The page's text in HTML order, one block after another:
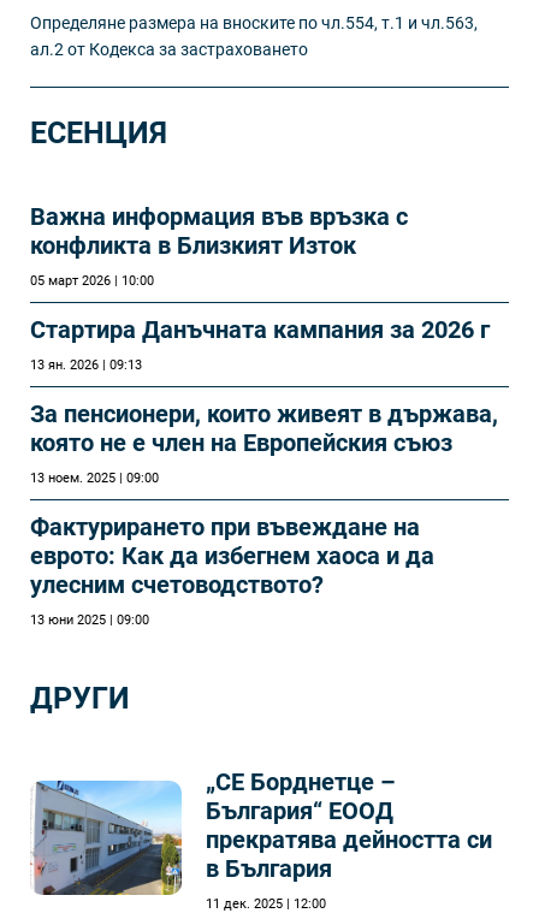
Определяне размера на вноските по чл.554, т.1 и чл.563,
ал.2 от Кодекса за застраховането
ЕСЕНЦИЯ
Важна информация във връзка с
конфликта в Близкият Изток
05 март 2026 | 10:00
Стартира Данъчната кампания за 2026 г
13 ян. 2026 | 09:13
За пенсионери, които живеят в държава,
която не е член на Европейския съюз
13 ноем. 2025 | 09:00
Фактурирането при въвеждане на
еврото: Как да избегнем хаоса и да
улесним счетоводството?
13 юни 2025 | 09:00
ДРУГИ
„СЕ Борднетце –
България“ ЕООД
прекратява дейността си
в България
11 дек. 2025 | 12:00